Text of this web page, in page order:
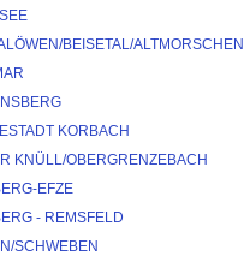
BEISETAL/ALTMORSCHEN
KORBACH
KNÜLL/OBERGRENZEBACH
EFZE
- REMSFELD
SCHWEBEN